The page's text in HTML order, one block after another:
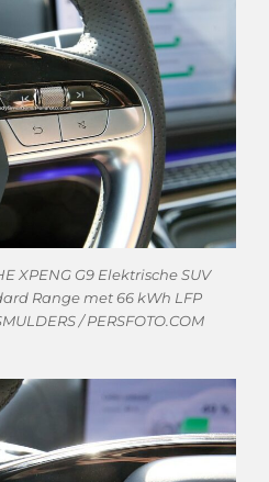
XPENG G9 Elektrische SUV
Range met 66 kWh LFP
/ PERSFOTO.COM